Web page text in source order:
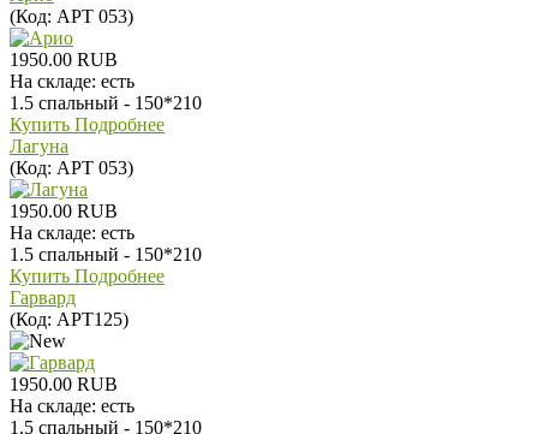
(Код: АРТ 053)
1950.00 RUB
На складе: есть
1.5 спальный - 150*210
Купить Подробнее
Лагуна
(Код: АРТ 053)
1950.00 RUB
На складе: есть
1.5 спальный - 150*210
Купить Подробнее
Гарвард
(Код: АРТ125)
1950.00 RUB
На складе: есть
1.5 спальный - 150*210